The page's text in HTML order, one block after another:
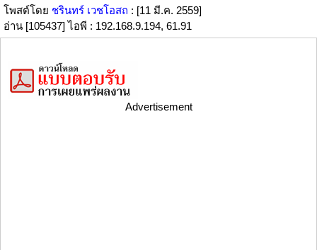
โพสต์โดย ชรินทร์ เวชโอสถ : [11 มี.ค. 2559]
อ่าน [105437] ไอพี : 192.168.9.194, 61.91
Advertisement